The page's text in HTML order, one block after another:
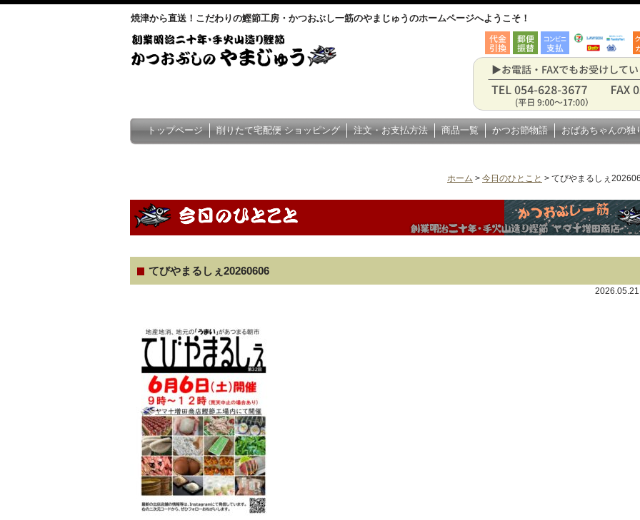
焼津から直送！こだわりの鰹節工房・かつおぶし一筋のやまじゅうのホームページへようこそ！
トップページ 削りたて宅配便 ショッピング 注文・お支払方法 商品一覧 かつお節物語 おばあちゃんの独
ホーム > 今日のひとこと > てびやまるしぇ
てびやまるしぇ20260606
2026.05.21